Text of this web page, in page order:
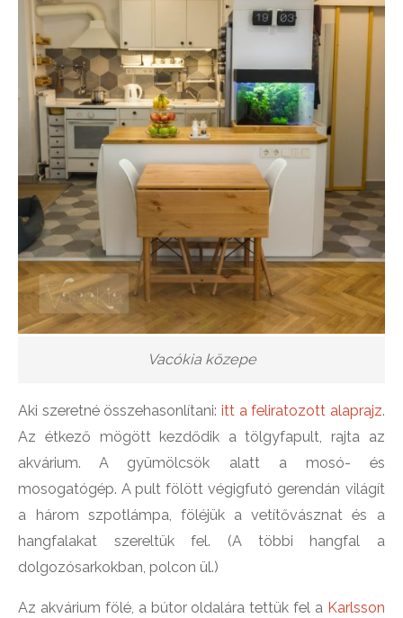
Vacókia közepe
Aki szeretné összehasonlítani: itt a feliratozott alaprajz.
Az étkező mögött kezdődik a tölgyfapult, rajta az
akvárium. A gyümölcsök alatt a mosó- és
mosogatógép. A pult fölött végigfutó gerendán világít
a három szpotlámpa, föléjük a vetítővásznat és a
hangfalakat szereltük fel. (A többi hangfal a
dolgozósarkokban, polcon ül.)
Az akvárium fölé, a bútor oldalára tettük fel a Karlsson